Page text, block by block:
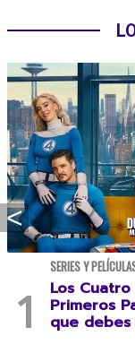
SERIES Y
Los
Primeros
que